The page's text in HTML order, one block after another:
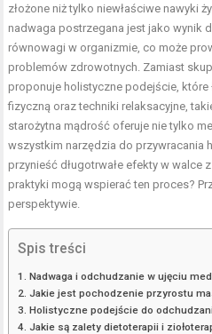
złożone niż tylko niewłaściwe nawyki
nadwaga postrzegana jest jako wynik
równowagi w organizmie, co może
problemów zdrowotnych. Zamiast
proponuje holistyczne podejście,
fizyczną oraz techniki relaksacyjne,
starożytna mądrość oferuje nie tylko
wszystkim narzędzia do przywracania
przynieść długotrwałe efekty w walce
praktyki mogą wspierać ten proces?
perspektywie.
Spis treści
Nadwaga i odchudzanie w ujęciu
Jakie jest pochodzenie przyrostu
Holistyczne podejście do
Jakie są zalety dietoterapii i